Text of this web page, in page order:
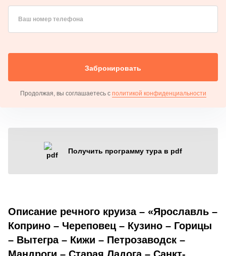
Ваш номер телефона
Забронировать
Продолжая, вы соглашаетесь с политикой конфиденциальности
Получить программу тура в pdf
Описание речного круиза – «Ярославль –
Коприно – Череповец – Кузино – Горицы
– Вытегра – Кижи – Петрозаводск –